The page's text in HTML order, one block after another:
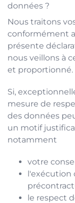
données ?
Nous traitons
conformément
présente
nous veillons à
et proportionné.
Si,
mesure de
des données
un motif
notamment
votre
l'exécution
le respect